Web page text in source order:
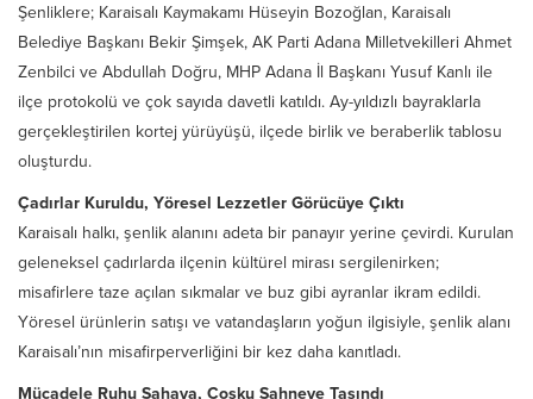
Şenliklere; Karaisalı Kaymakamı Hüseyin Bozoğlan, Karaisalı
Belediye Başkanı Bekir Şimşek, AK Parti Adana Milletvekilleri Ahmet
Zenbilci ve Abdullah Doğru, MHP Adana İl Başkanı Yusuf Kanlı ile
ilçe protokolü ve çok sayıda davetli katıldı. Ay-yıldızlı bayraklarla
gerçekleştirilen kortej yürüyüşü, ilçede birlik ve beraberlik tablosu
oluşturdu.
Çadırlar Kuruldu, Yöresel Lezzetler Görücüye Çıktı
Karaisalı halkı, şenlik alanını adeta bir panayır yerine çevirdi. Kurulan
geleneksel çadırlarda ilçenin kültürel mirası sergilenirken;
misafirlere taze açılan sıkmalar ve buz gibi ayranlar ikram edildi.
Yöresel ürünlerin satışı ve vatandaşların yoğun ilgisiyle, şenlik alanı
Karaisalı’nın misafirperverliğini bir kez daha kanıtladı.
Mücadele Ruhu Sahaya, Coşku Sahneye Taşındı